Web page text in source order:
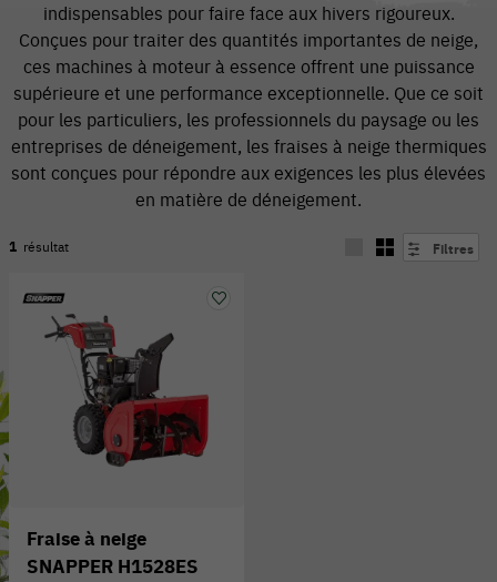
V
indispensables pour faire face aux hivers rigoureux.
Conçues pour traiter des quantités importantes de neige,
ces machines à moteur à essence offrent une puissance
supérieure et une performance exceptionnelle. Que ce soit
pour les particuliers, les professionnels du paysage ou les
entreprises de déneigement, les fraises à neige thermiques
sont conçues pour répondre aux exigences les plus élevées
en matière de déneigement.
1 résultat Filtres
Fraise à neige
SNAPPER H1528ES